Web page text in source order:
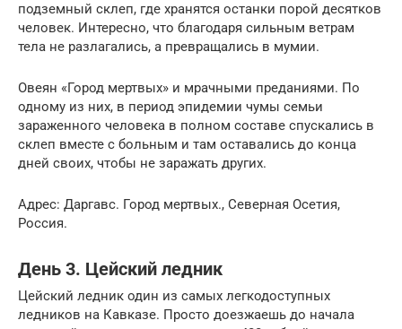
подземный склеп, где хранятся останки порой десятков
человек. Интересно, что благодаря сильным ветрам
тела не разлагались, а превращались в мумии.
Овеян «Город мертвых» и мрачными преданиями. По
одному из них, в период эпидемии чумы семьи
зараженного человека в полном составе спускались в
склеп вместе с больным и там оставались до конца
дней своих, чтобы не заражать других.
Адрес: Даргавс. Город мертвых., Северная Осетия,
Россия.
День 3. Цейский ледник
Цейский ледник один из самых легкодоступных
ледников на Кавказе. Просто доезжаешь до начала